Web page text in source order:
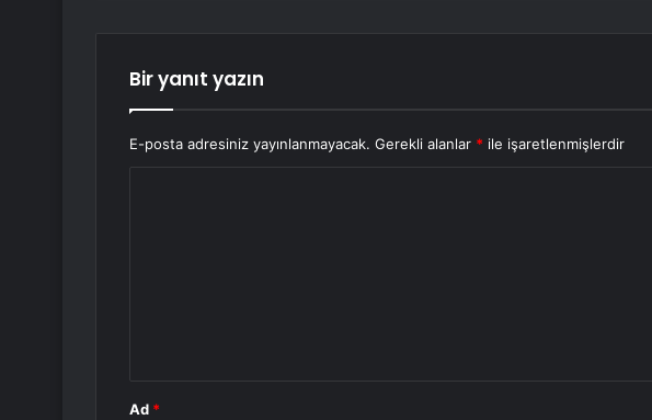
Bir yanıt yazın
E-posta adresiniz yayınlanmayacak. Gerekli alanlar * ile işaretlenmişlerdir
Ad *